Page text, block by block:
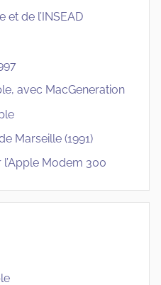
et de l’INSEAD
avec MacGeneration
Marseille (1991)
Modem 300